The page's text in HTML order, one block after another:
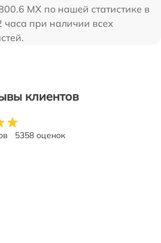
MX по нашей статистике в
часа при наличии всех
клиентов
5358 оценок